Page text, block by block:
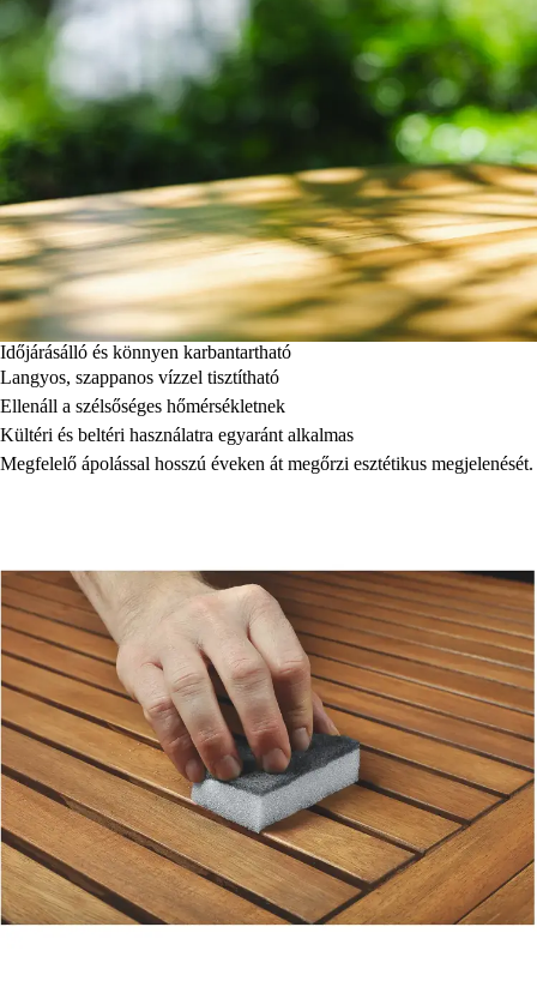
Időjárásálló és könnyen karbantartható
Langyos, szappanos vízzel tisztítható
Ellenáll a szélsőséges hőmérsékletnek
Kültéri és beltéri használatra egyaránt alkalmas
Megfelelő ápolással hosszú éveken át megőrzi esztétikus megjelenését.